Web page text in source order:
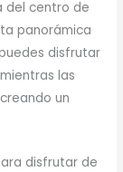
del centro de
panorámica
disfrutar
las
un
disfrutar de